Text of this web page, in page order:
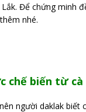
Để chứng minh
nhé.
chế biến từ cà
người daklak